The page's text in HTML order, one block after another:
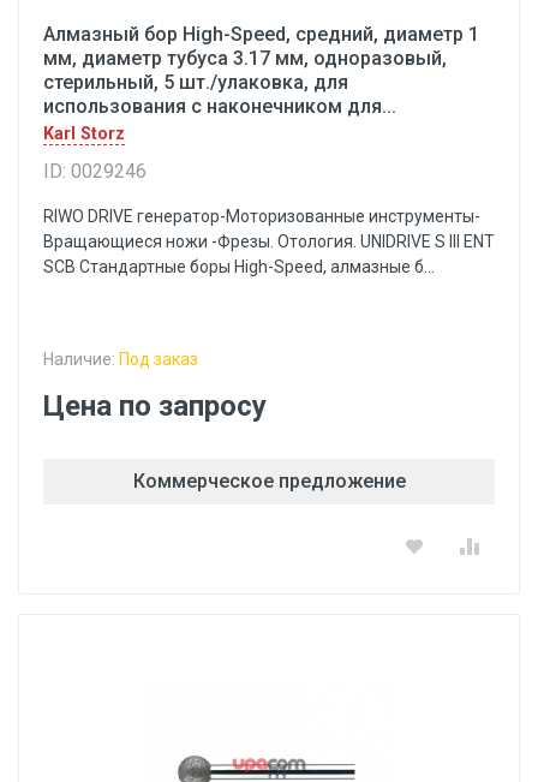
Алмазный бор High-Speed, средний, диаметр 1
мм, диаметр тубуса 3.17 мм, одноразовый,
стерильный, 5 шт./улаковка, для
использования с наконечником для...
Karl Storz
ID: 0029246
RIWO DRIVE генератор-Моторизованные инструменты-
Вращающиеся ножи -Фрезы. Отология. UNIDRIVE S III ENT
SCB Стандартные боры High-Speed, алмазные б...
Наличие: Под заказ
Цена по запросу
Коммерческое предложение